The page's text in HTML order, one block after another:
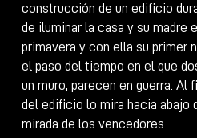
construcción de un edificio
de iluminar la casa y su madre
primavera y con ella su primer
el paso del tiempo en el que
un muro, parecen en guerra. Al
del edificio lo mira hacia abajo
mirada de los vencedores